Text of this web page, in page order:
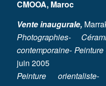
CMOOA, Maroc
Vente inaugurale,
Photographies-
contemporaine-
juin 2005
Peinture